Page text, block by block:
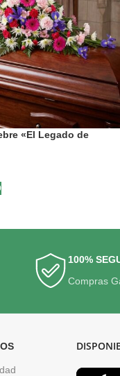
«El Legado de
100%
Compras